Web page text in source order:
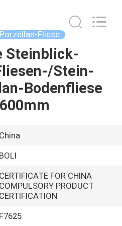
Fliese
Steinblick-
Stein-
Bodenfliese
China
BOLI
CERTIFICATE FOR CHINA
COMPULSORY PRODUCT
CERTIFICATION
F7625